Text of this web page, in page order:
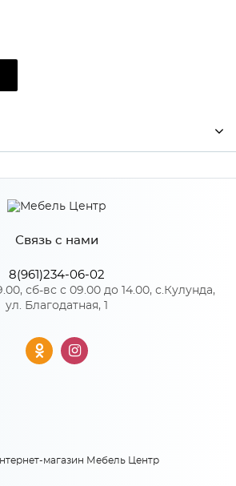
456
496
18
Сурская мебель
Связь с нами
8(961)234-06-02
сб-вс с 09.00 до 14.00, с.Кулунда,
ул. Благодатная, 1
магазин Мебель Центр